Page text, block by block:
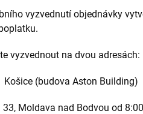
vyzvednutí objednávky
vyzvednout na dvou adresách:
Košice (budova Aston
Moldava nad Bodvou od